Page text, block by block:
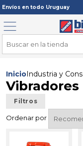
Envíos en todo Uruguay
Menú
Inicio Industria y
Vibradores
Filtros
Ordenar por